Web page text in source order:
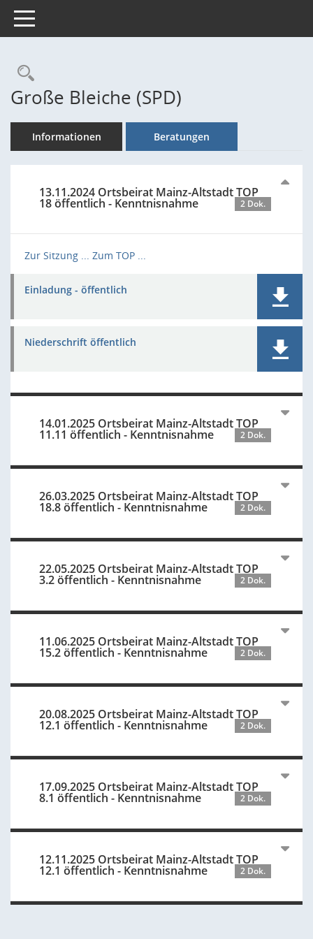
Toggle navigation
Rechercheauswahl
Große Bleiche (SPD)
Informationen Beratungen
13.11.2024 Ortsbeirat Mainz-Altstadt TOP
18 öffentlich - Kenntnisnahme 2 Dok.
Zur Sitzung ... Zum TOP ...
Einladung - öffentlich
Niederschrift öffentlich
14.01.2025 Ortsbeirat Mainz-Altstadt TOP
11.11 öffentlich - Kenntnisnahme 2 Dok.
26.03.2025 Ortsbeirat Mainz-Altstadt TOP
18.8 öffentlich - Kenntnisnahme 2 Dok.
22.05.2025 Ortsbeirat Mainz-Altstadt TOP
3.2 öffentlich - Kenntnisnahme 2 Dok.
11.06.2025 Ortsbeirat Mainz-Altstadt TOP
15.2 öffentlich - Kenntnisnahme 2 Dok.
20.08.2025 Ortsbeirat Mainz-Altstadt TOP
12.1 öffentlich - Kenntnisnahme 2 Dok.
17.09.2025 Ortsbeirat Mainz-Altstadt TOP
8.1 öffentlich - Kenntnisnahme 2 Dok.
12.11.2025 Ortsbeirat Mainz-Altstadt TOP
12.1 öffentlich - Kenntnisnahme 2 Dok.